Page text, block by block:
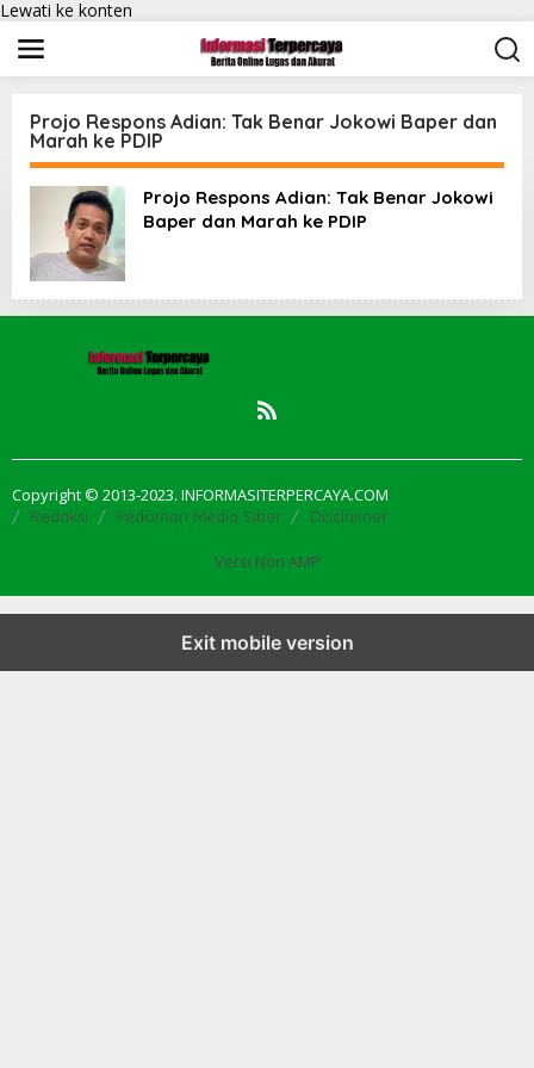
Lewati ke konten
Projo Respons Adian: Tak Benar Jokowi Baper dan
Marah ke PDIP
Projo Respons Adian: Tak Benar Jokowi
Baper dan Marah ke PDIP
Copyright © 2013-2023. INFORMASITERPERCAYA.COM
Redaksi Pedoman Media Siber Disclaimer
Versi Non AMP
Exit mobile version